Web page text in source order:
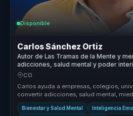
Disponible
Carlos Sánchez Ortiz
Autor de Las Tramas de la Mente y
adicciones, salud mental y poder
aplicable.
CO
Carlos ayuda a empresas, colegios,
convertir adicciones, salud mental,
en conci...
Bienestar y Salud Mental Inteligencia